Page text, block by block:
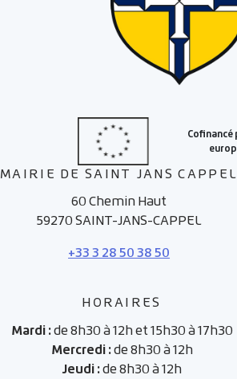
MAIRIE DE SAINT JANS CAPPEL
60 Chemin Haut
59270 SAINT-JANS-CAPPEL
+33 3 28 50 38 50
HORAIRES
Mardi :de 8h30 à 12h et 15h30 à 17h30
Mercredi :de 8h30 à 12h
Jeudi :de 8h30 à 12h